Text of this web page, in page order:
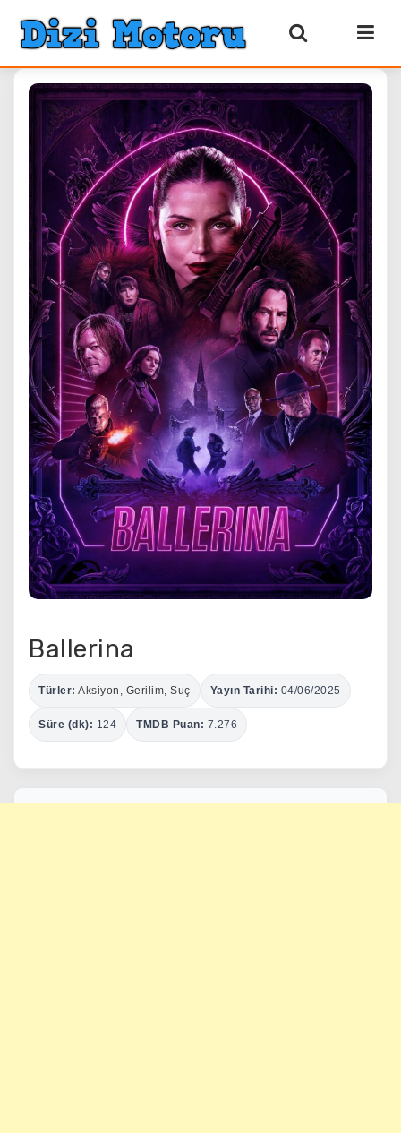
Ballerina
Türler: Aksiyon Gerilim Suç Yayın Tarihi: 04/06/2025
Süre (dk): 124 TMDB Puan: 7.276